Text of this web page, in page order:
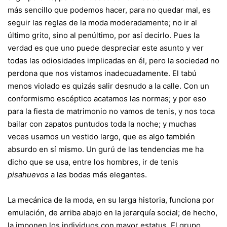
más sencillo que podemos hacer, para no quedar mal, es
seguir las reglas de la moda moderadamente; no ir al
último grito, sino al penúltimo, por así decirlo. Pues la
verdad es que uno puede despreciar este asunto y ver
todas las odiosidades implicadas en él, pero la sociedad no
perdona que nos vistamos inadecuadamente. El tabú
menos violado es quizás salir desnudo a la calle. Con un
conformismo escéptico acatamos las normas; y por eso
para la fiesta de matrimonio no vamos de tenis, y nos toca
bailar con zapatos puntudos toda la noche; y muchas
veces usamos un vestido largo, que es algo también
absurdo en sí mismo. Un gurú de las tendencias me ha
dicho que se usa, entre los hombres, ir de tenis
pisahuevos a las bodas más elegantes.
La mecánica de la moda, en su larga historia, funciona por
emulación, de arriba abajo en la jerarquía social; de hecho,